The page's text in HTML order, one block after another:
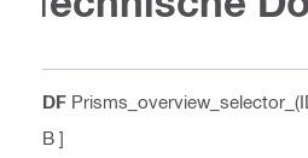
PDF
KB ]